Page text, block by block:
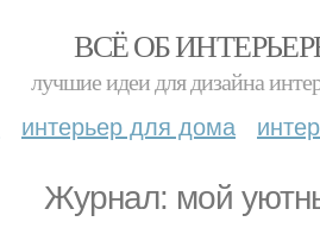
ВСЁ ОБ
лучшие идеи для дизайна
интерьер для дома
Журнал: мой